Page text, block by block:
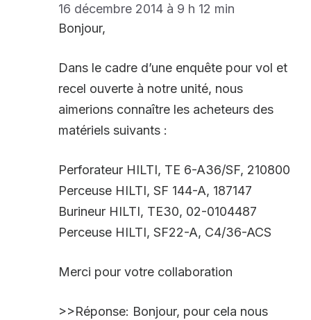
16 décembre 2014 à 9 h 12 min
Bonjour,
Dans le cadre d’une enquête pour vol et
recel ouverte à notre unité, nous
aimerions connaître les acheteurs des
matériels suivants :
Perforateur HILTI, TE 6-A36/SF, 210800
Perceuse HILTI, SF 144-A, 187147
Burineur HILTI, TE30, 02-0104487
Perceuse HILTI, SF22-A, C4/36-ACS
Merci pour votre collaboration
>>Réponse: Bonjour, pour cela nous